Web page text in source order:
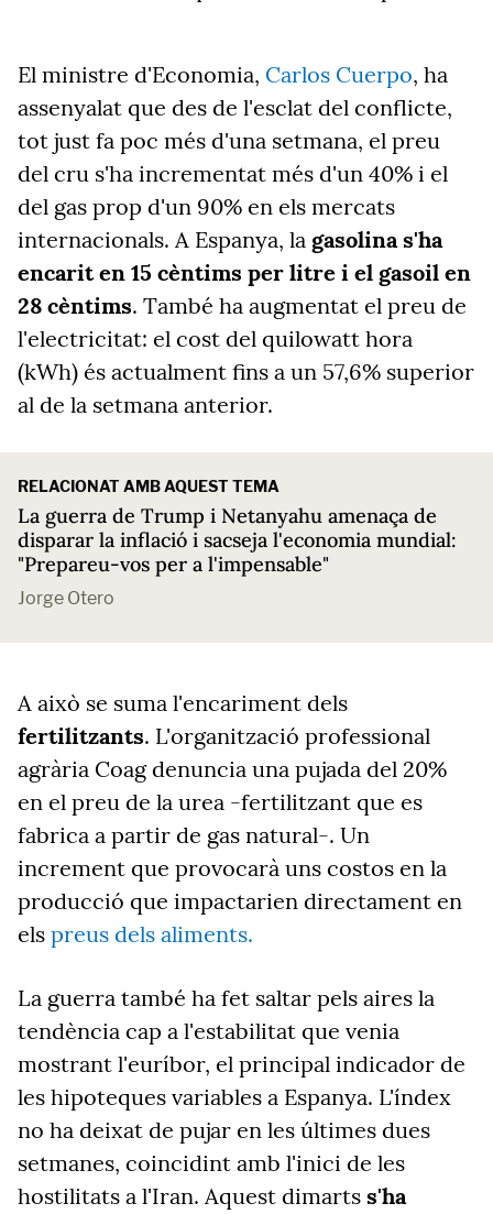
El ministre d'Economia, Carlos Cuerpo, ha
assenyalat que des de l'esclat del conflicte,
tot just fa poc més d'una setmana, el preu
del cru s'ha incrementat més d'un 40% i el
del gas prop d'un 90% en els mercats
internacionals. A Espanya, la gasolina s'ha
encarit en 15 cèntims per litre i el gasoil en
28 cèntims. També ha augmentat el preu de
l'electricitat: el cost del quilowatt hora
(kWh) és actualment fins a un 57,6% superior
al de la setmana anterior.
RELACIONAT AMB AQUEST TEMA
La guerra de Trump i Netanyahu amenaça de
disparar la inflació i sacseja l'economia mundial:
"Prepareu-vos per a l'impensable"
Jorge Otero
A això se suma l'encariment dels
fertilitzants. L'organització professional
agrària Coag denuncia una pujada del 20%
en el preu de la urea -fertilitzant que es
fabrica a partir de gas natural-. Un
increment que provocarà uns costos en la
producció que impactarien directament en
els preus dels aliments.
La guerra també ha fet saltar pels aires la
tendència cap a l'estabilitat que venia
mostrant l'euríbor, el principal indicador de
les hipoteques variables a Espanya. L'índex
no ha deixat de pujar en les últimes dues
setmanes, coincidint amb l'inici de les
hostilitats a l'Iran. Aquest dimarts s'ha